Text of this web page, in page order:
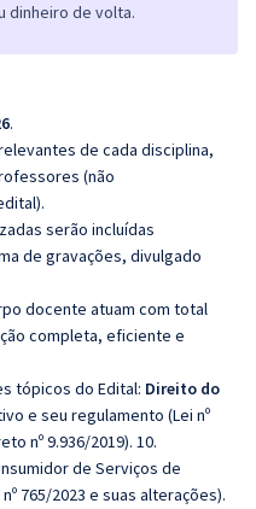
dinheiro de volta.
.
de cada disciplina,
(não
serão incluídas
de gravações, divulgado
docente atuam com total
completa, eficiente e
tópicos do Edital: Direito do
e seu regulamento (Lei nº
nº 9.936/2019). 10.
de Serviços de
765/2023 e suas alterações).